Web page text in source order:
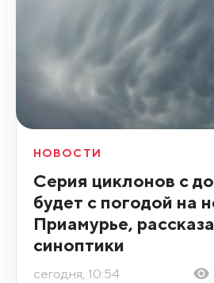
НОВОСТИ
Серия циклонов с
будет с погодой на
Приамурье,
синоптики
сегодня, 10:54